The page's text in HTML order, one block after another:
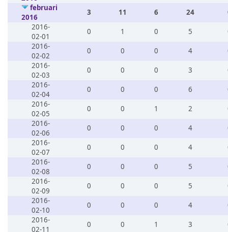
februari
2016
3 11 6 24
2016-
02-01
0 1 0 5
2016-
02-02
0 0 0 4
2016-
02-03
0 0 0 3
2016-
02-04
0 0 0 6
2016-
02-05
0 0 1 2
2016-
02-06
0 0 0 4
2016-
02-07
0 0 0 4
2016-
02-08
0 0 0 5
2016-
02-09
0 0 0 5
2016-
02-10
0 0 0 4
2016-
02-11
0 0 1 3